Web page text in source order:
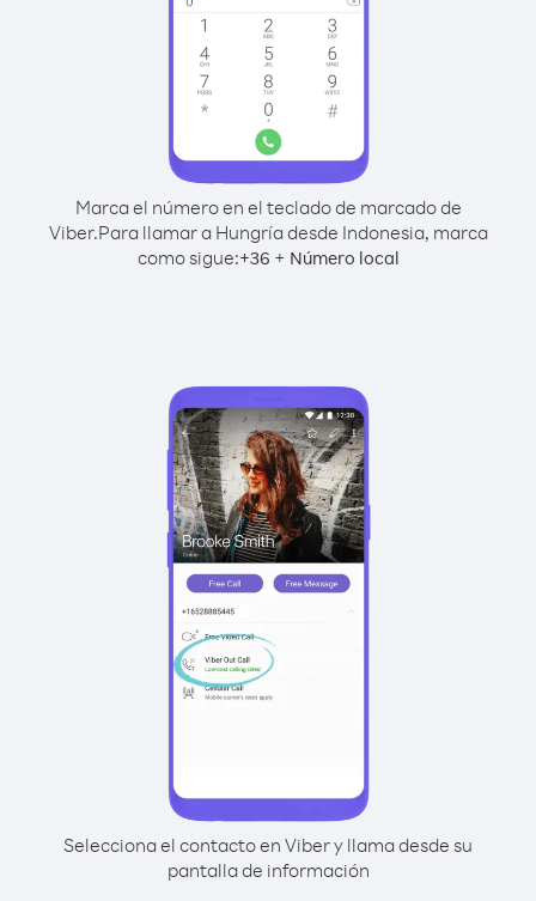
Marca el número en el teclado de marcado de
Viber.Para llamar a Hungría desde Indonesia, marca
como sigue:+36 + Número local
Selecciona el contacto en Viber y llama desde su
pantalla de información